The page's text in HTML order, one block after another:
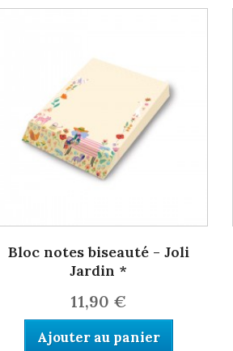
Bloc notes biseauté - Joli
Jardin *
11,90 €
Ajouter au panier